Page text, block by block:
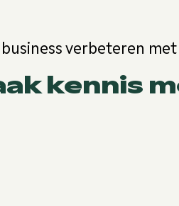
verbeteren
kennis